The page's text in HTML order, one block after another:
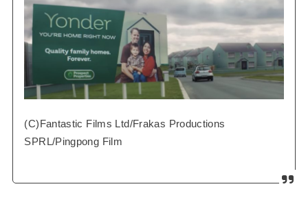
(C)Fantastic Films Ltd/Frakas Productions
SPRL/Pingpong Film